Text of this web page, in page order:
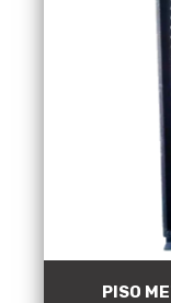
PISO